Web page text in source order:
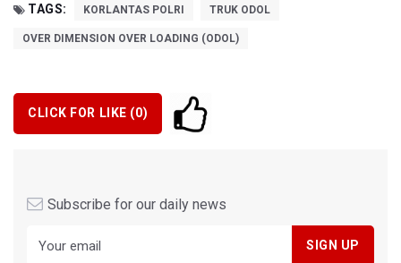
TAGS: KORLANTAS POLRI TRUK ODOL
OVER DIMENSION OVER LOADING (ODOL)
CLICK FOR LIKE (0)
Subscribe for our daily news